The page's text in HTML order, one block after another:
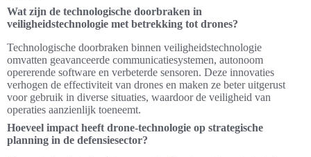
Wat zijn de technologische doorbraken in
veiligheidstechnologie met betrekking tot drones?
Technologische doorbraken binnen veiligheidstechnologie
omvatten geavanceerde communicatiesystemen, autonoom
opererende software en verbeterde sensoren. Deze innovaties
verhogen de effectiviteit van drones en maken ze beter uitgerust
voor gebruik in diverse situaties, waardoor de veiligheid van
operaties aanzienlijk toeneemt.
Hoeveel impact heeft drone-technologie op strategische
planning in de defensiesector?